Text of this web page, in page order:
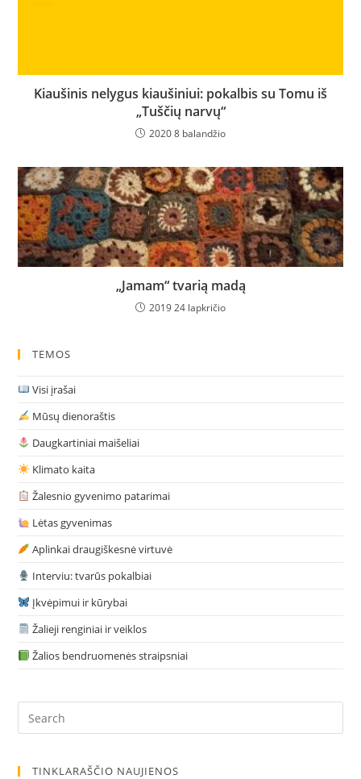
Kiaušinis nelygus kiaušiniui: pokalbis su Tomu iš
„Tuščių narvų“
2020 8 balandžio
„Jamam“ tvarią madą
2019 24 lapkričio
TEMOS
Visi įrašai
Mūsų dienoraštis
Daugkartiniai maišeliai
Klimato kaita
Žalesnio gyvenimo patarimai
Lėtas gyvenimas
Aplinkai draugiškesnė virtuvė
Interviu: tvarūs pokalbiai
Įkvėpimui ir kūrybai
Žalieji renginiai ir veiklos
Žalios bendruomenės straipsniai
TINKLARAŠČIO NAUJIENOS